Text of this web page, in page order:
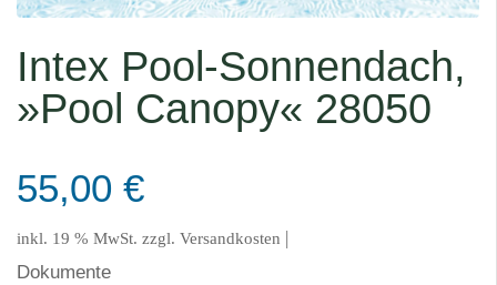
Intex Pool-Sonnendach,
»Pool Canopy« 28050
55,00 €
inkl. 19 % MwSt. zzgl. Versandkosten
Dokumente